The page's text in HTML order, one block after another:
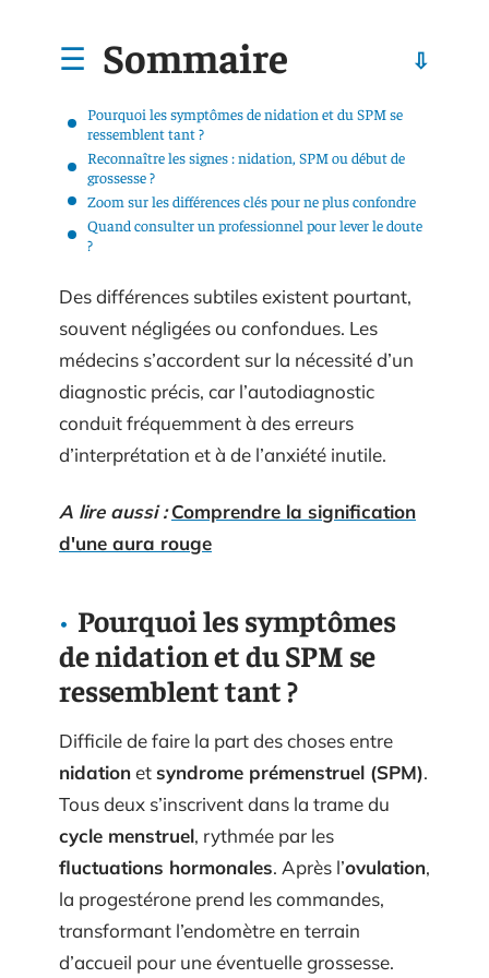
Sommaire
Pourquoi les symptômes de nidation et du SPM se
ressemblent tant ?
Reconnaître les signes : nidation, SPM ou début de
grossesse ?
Zoom sur les différences clés pour ne plus confondre
Quand consulter un professionnel pour lever le doute
?
Des différences subtiles existent pourtant,
souvent négligées ou confondues. Les
médecins s’accordent sur la nécessité d’un
diagnostic précis, car l’autodiagnostic
conduit fréquemment à des erreurs
d’interprétation et à de l’anxiété inutile.
A lire aussi : Comprendre la signification
d'une aura rouge
Pourquoi les symptômes
de nidation et du SPM se
ressemblent tant ?
Difficile de faire la part des choses entre
nidationetsyndrome prémenstruel (SPM).
Tous deux s’inscrivent dans la trame du
cycle menstruel, rythmée par les
fluctuations hormonales. Après l’ovulation,
la progestérone prend les commandes,
transformant l’endomètre en terrain
d’accueil pour une éventuelle grossesse.